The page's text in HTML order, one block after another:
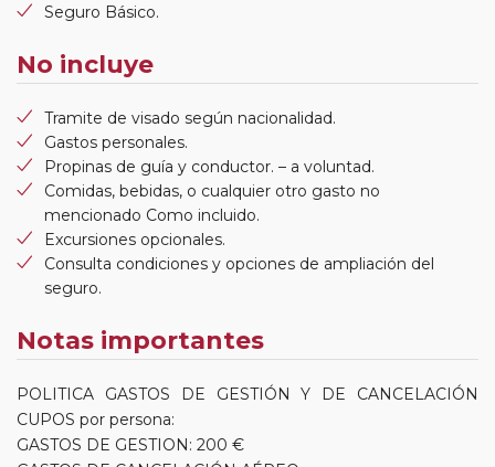
Seguro Básico.
No incluye
Tramite de visado según nacionalidad.
Gastos personales.
Propinas de guía y conductor. – a voluntad.
Comidas, bebidas, o cualquier otro gasto no
mencionado Como incluido.
Excursiones opcionales.
Consulta condiciones y opciones de ampliación del
seguro.
Notas importantes
POLITICA GASTOS DE GESTIÓN Y DE CANCELACIÓN
CUPOS por persona:
GASTOS DE GESTION: 200 €